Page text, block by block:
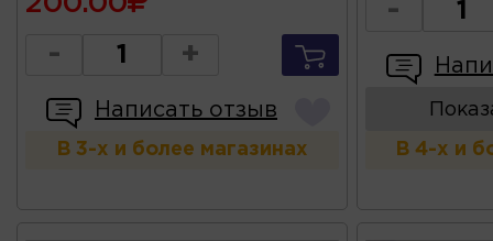
- +
Написать отзыв
В 3-х и более магазинах
-
В 4-х и